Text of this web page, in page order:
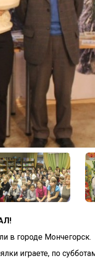
в городе Мончегорск.
играете, по